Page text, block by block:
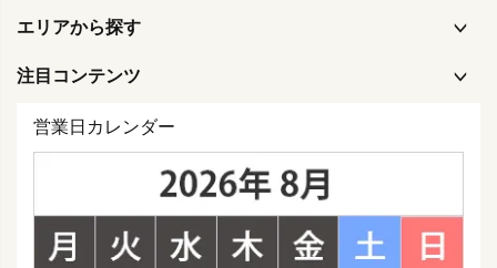
エリアから探す
注目コンテンツ
営業日カレンダー